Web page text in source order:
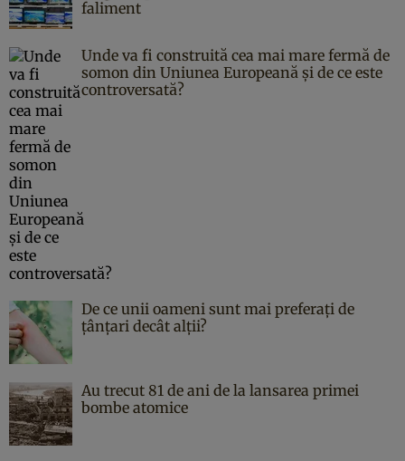
faliment
Unde va fi construită cea mai mare fermă de
somon din Uniunea Europeană și de ce este
controversată?
De ce unii oameni sunt mai preferați de
țânțari decât alții?
Au trecut 81 de ani de la lansarea primei
bombe atomice